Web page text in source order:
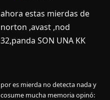
ahora estas mierdas de
norton ,avast ,nod
32,panda SON UNA KK
por es mierda no detecta nada y
cosume mucha memoriaopinó: